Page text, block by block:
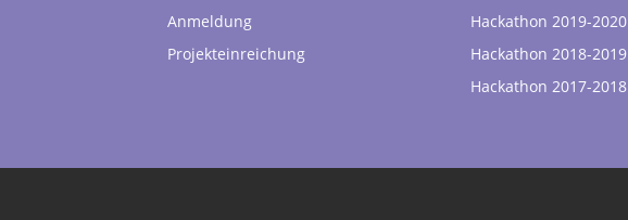
Anmeldung
Projekteinreichung
Hackathon 2019-2020
Hackathon 2018-2019
Hackathon 2017-2018